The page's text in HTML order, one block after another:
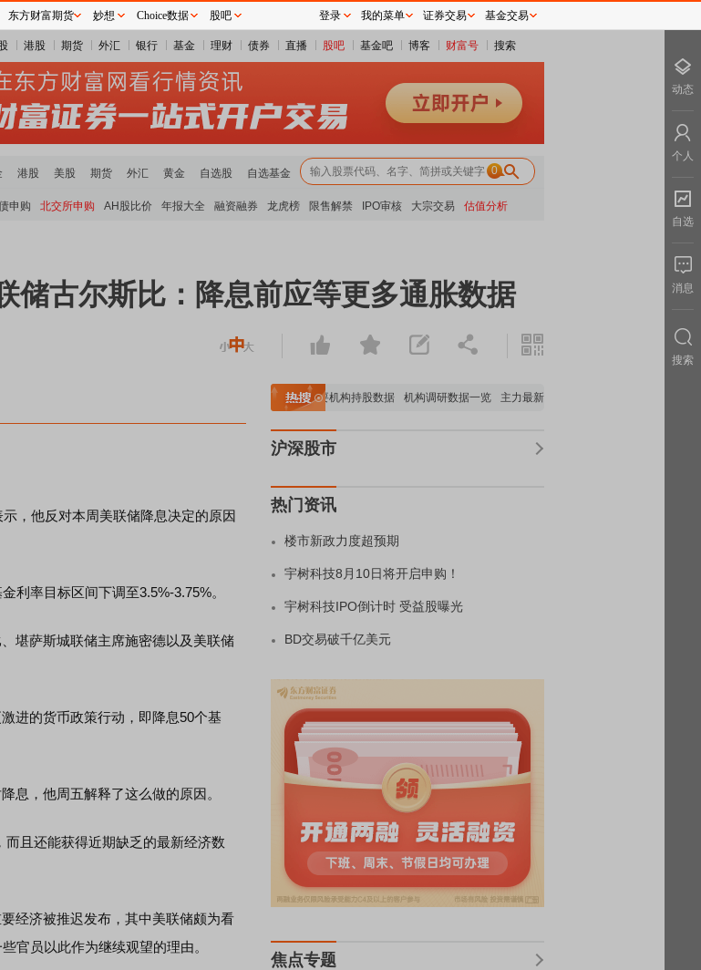
港股 期货 外汇 银行 基金 理财 债券 直播 股吧 基金吧 博客 财富号 搜索
港股 美股 期货 外汇 黄金 自选股 自选基金 0
申购 北交所申购 AH股比价 年报大全 融资融券 龙虎榜 限售解禁 IPO审核 大宗交易 估值分析
储古尔斯比：降息前应等更多通胀数据
，他反对本周美联储降息决定的原因
率目标区间下调至3.5%-3.75%。
堪萨斯城联储主席施密德以及美联储
的货币政策行动，即降息50个基
，他周五解释了这么做的原因。
且还能获得近期缺乏的最新经济数
经济被推迟发布，其中美联储颇为看
官员以此作为继续观望的理由。
A股估值分析全览 重要机构持股数据 机构调研数据一览 主力最新动向
沪深股市
热门资讯
楼市新政力度超预期
宇树科技8月10日将开启申购！
宇树科技IPO倒计时 受益股曝光
BD交易破千亿美元
焦点专题
东方财富期货 妙想 Choice数据 股吧 登录 我的菜单 证券交易 基金交易
动态
个人
自选
消息
搜索